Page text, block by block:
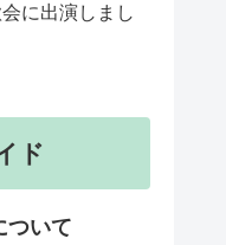
に出演しまし
ド
ついて